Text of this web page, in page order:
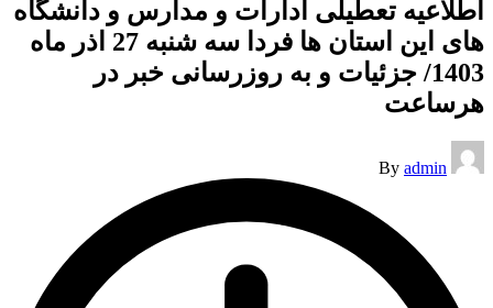
اطلاعیه تعطیلی ادارات و مدارس و دانشگاه
های این استان ها فردا سه شنبه 27 اذر ماه
1403/ جزئیات و به روزرسانی خبر در
هرساعت
Posted
by
By admin